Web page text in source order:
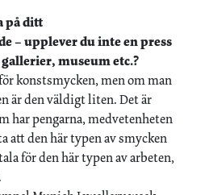
på ditt
– upplever du inte en press
museum etc.?
konstsmycken, men om man
är den väldigt liten. Det är
har pengarna, medvetenheten
att den här typen av smycken
för den här typen av arbeten,